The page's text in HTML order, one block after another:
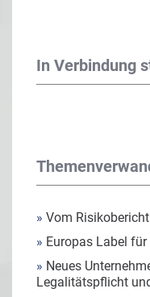
In Verbindung
» Vom
» Europas Label
» Neues
Legalitätspflicht